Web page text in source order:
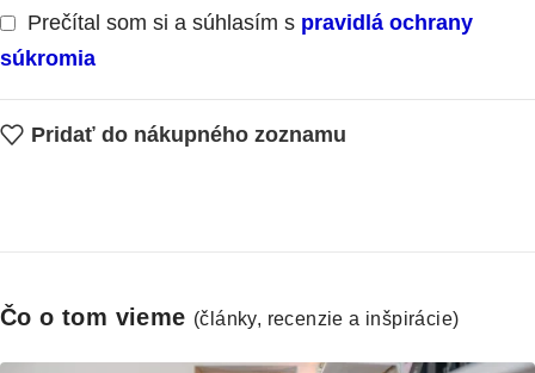
Prečítal som si a súhlasím s pravidlá ochrany
súkromia
Pridať do nákupného zoznamu
Čo o tom vieme (články, recenzie a inšpirácie)